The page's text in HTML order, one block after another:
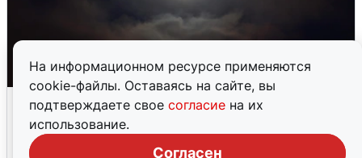
На информационном ресурсе применяются
cookie-файлы. Оставаясь на сайте, вы
подтверждаете свое согласие на их
использование.
Согласен
Взрывы в Воронеже после сигнала
тревоги
5 августа